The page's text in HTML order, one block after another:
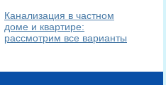
Канализация в частном
доме и квартире:
рассмотрим все варианты